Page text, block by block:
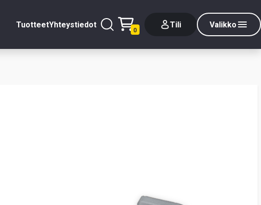
TuotteetYhteystiedot
0
Tili Valikko